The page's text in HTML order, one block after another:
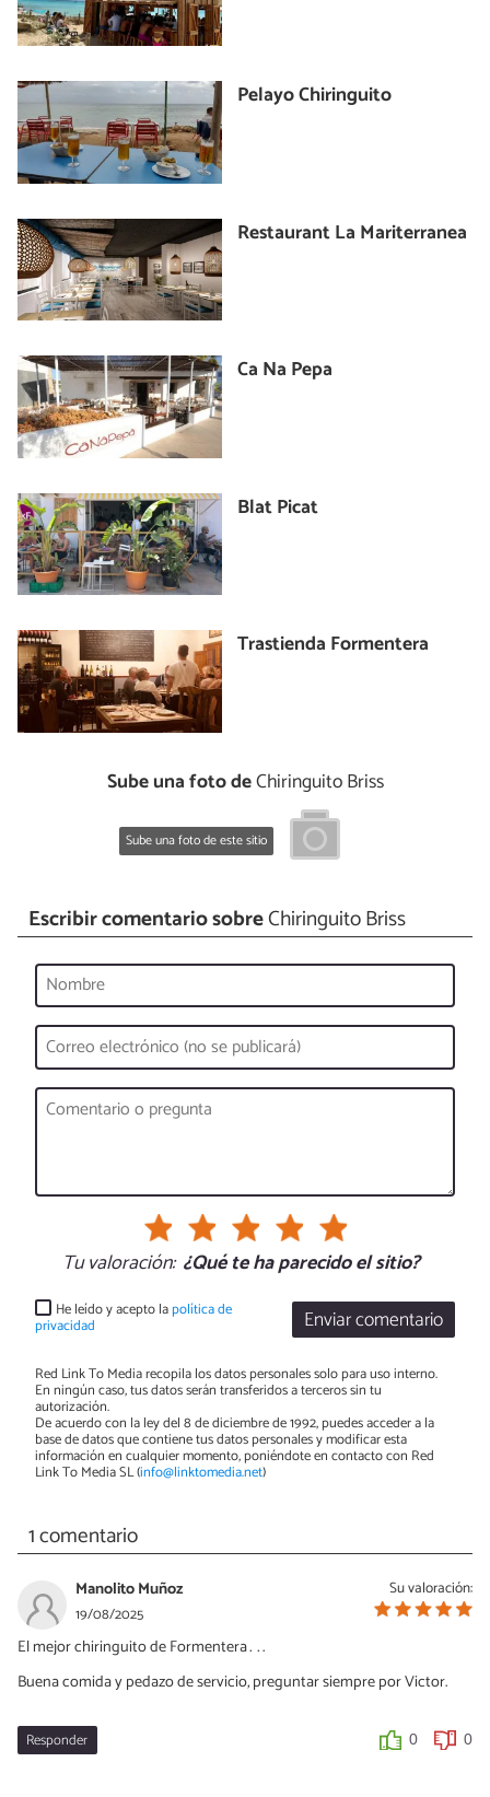
Pelayo Chiringuito
Restaurant La Mariterranea
Ca Na Pepa
Blat Picat
Trastienda Formentera
Sube una foto deChiringuito Briss
Sube una foto de este sitio
Escribir comentario sobreChiringuito Briss
Tu valoración: ¿Qué te ha parecido el sitio?
Enviar comentario
He leído y acepto lapolítica de
privacidad
Red Link To Media recopila los datos personales solo para uso interno.
En ningún caso, tus datos serán transferidos a terceros sin tu
autorización.
De acuerdo con la ley del 8 de diciembre de 1992, puedes acceder a la
base de datos que contiene tus datos personales y modificar esta
información en cualquier momento, poniéndote en contacto con Red
Link To Media SL (info@linktomedia.net)
1 comentario
Su valoración:
Manolito Muñoz
19/08/2025
El mejor chiringuito de Formentera…….
Buena comida y pedazo de servicio, preguntar siempre por Victor.
Responder 0 0